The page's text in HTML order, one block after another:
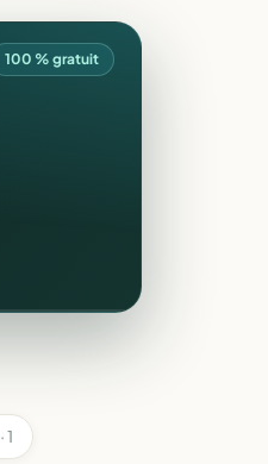
100 % gratuit
· 1